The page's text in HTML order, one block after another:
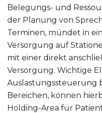
Belegungs- und
der Planung von
Terminen, mündet in
Versorgung auf
mit einer direkt
Versorgung. Wichtige
Auslastungssteuerung
Bereichen, können
Holding-Area für